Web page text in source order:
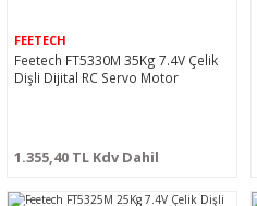
FEETECH
Feetech FT5330M 35Kg 7.4V Çelik
Dişli Dijital RC Servo Motor
1.355,40 TL Kdv Dahil